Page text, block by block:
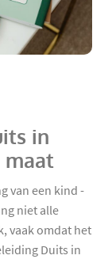
in
maat
van een kind -
niet alle
vaak omdat het
Duits in